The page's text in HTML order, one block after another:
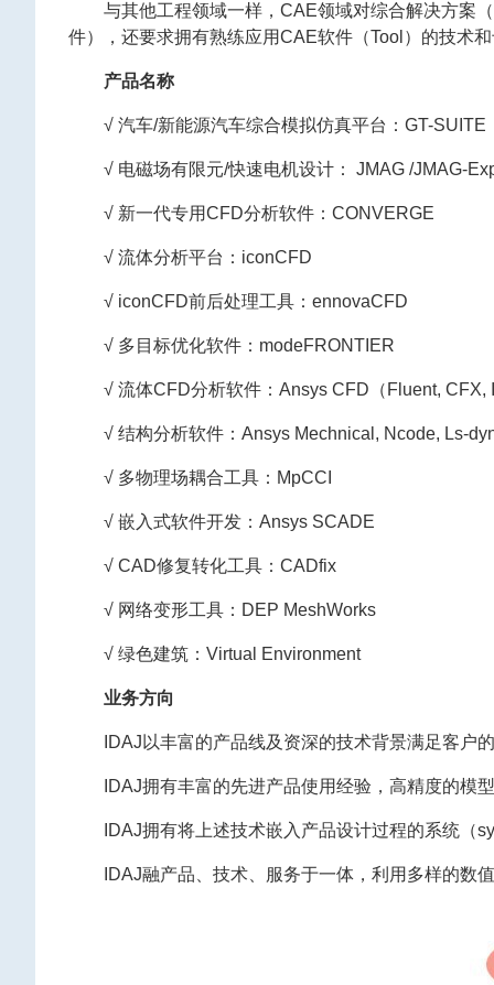
与其他工程领域一样，CAE领域对综合解决方案
件），还要求拥有熟练应用CAE软件（Tool）的技术
产品名称
√ 汽车/新能源汽车综合模拟仿真平台：GT-SUITE
√ 电磁场有限元/快速电机设计： JMAG /JMAG-
√ 新一代专用CFD分析软件：CONVERGE
√ 流体分析平台：iconCFD
√ iconCFD前后处理工具：ennovaCFD
√ 多目标优化软件：modeFRONTIER
√ 流体CFD分析软件：Ansys CFD（Fluent, CFX,
√ 结构分析软件：Ansys Mechnical, Ncode, Ls-
√ 多物理场耦合工具：MpCCI
√ 嵌入式软件开发：Ansys SCADE
√ CAD修复转化工具：CADfix
√ 网络变形工具：DEP MeshWorks
√ 绿色建筑：Virtual Environment
业务方向
IDAJ以丰富的产品线及资深的技术背景满足客户
IDAJ拥有丰富的先进产品使用经验，高精度的模
IDAJ拥有将上述技术嵌入产品设计过程的系统（
IDAJ融产品、技术、服务于一体，利用多样的